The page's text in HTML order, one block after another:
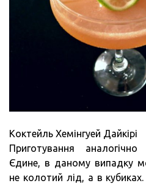
Коктейль Хемінгуей Дайкірі
Приготування
Єдине, в даному випадку
не колотий лід, а в